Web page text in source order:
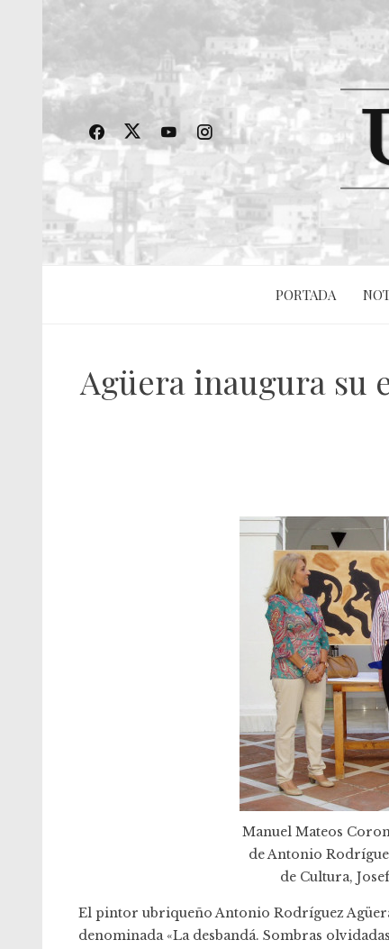
PORTADA
Agüera inaugura su
Manuel Mateos
de Antonio
de Cultura,
El pintor ubriqueño Antonio Rodríguez
denominada «La desbandá. Sombras